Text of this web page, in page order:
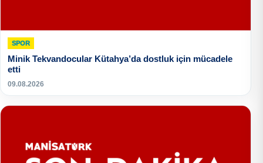
SPOR
Minik Tekvandocular Kütahya’da dostluk için mücadele
etti
09.08.2026